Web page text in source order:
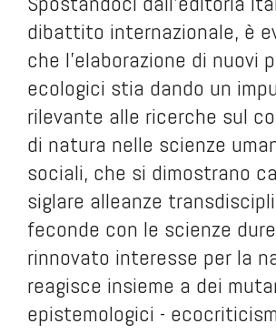
dibattito internazionale, è
che l’elaborazione di nuovi
ecologici stia dando un
rilevante alle ricerche sul
di natura nelle scienze
sociali, che si dimostrano
siglare alleanze
feconde con le scienze
rinnovato interesse per la
reagisce insieme a dei
epistemologici -